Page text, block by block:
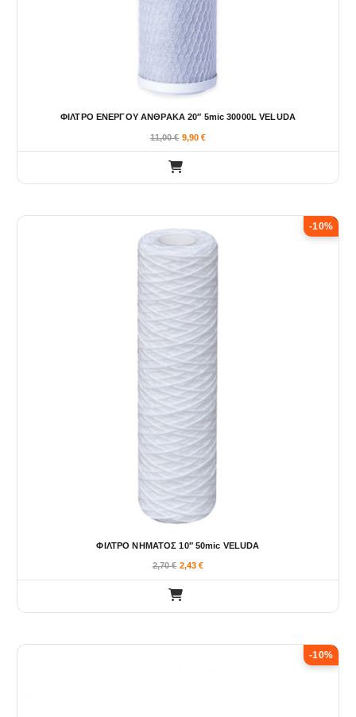
ΦΙΛΤΡΟ ΕΝΕΡΓΟΥ ΑΝΘΡΑΚΑ 20″ 5mic 30000L VELUDA
11,00€ 9,90€
-10%
ΦΙΛΤΡΟ ΝΗΜΑΤΟΣ 10″ 50mic VELUDA
2,70€ 2,43€
-10%